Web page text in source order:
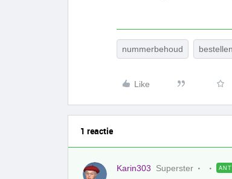
nummerbehoud bestellen
Like
1 reactie
Karin303 Superster